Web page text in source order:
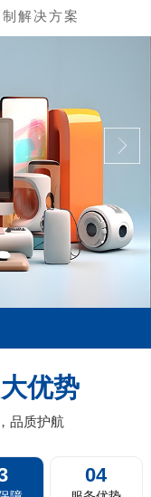
薄0.01mm或以上厚度
料带蚀刻，卷对卷蚀
优势
品质护航
04